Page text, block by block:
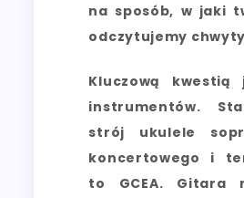
na sposób, w jaki
odczytujemy
Kluczową
instrumentów.
strój ukulele
koncertowego i
to GCEA. Gitara